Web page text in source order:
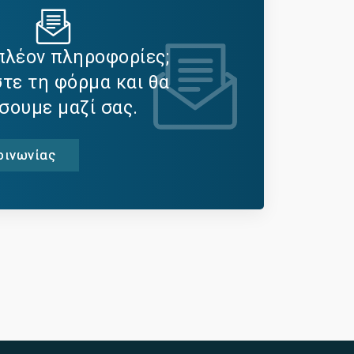
πληροφορίες;
τη φόρμα και θα
μαζί σας.